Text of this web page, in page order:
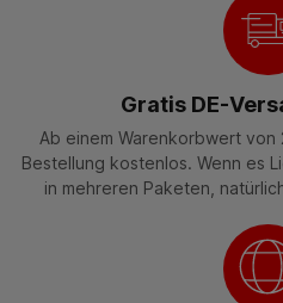
Gratis DE-
Ab einem Warenkorbwert
Bestellung kostenlos. Wenn es
in mehreren Paketen,